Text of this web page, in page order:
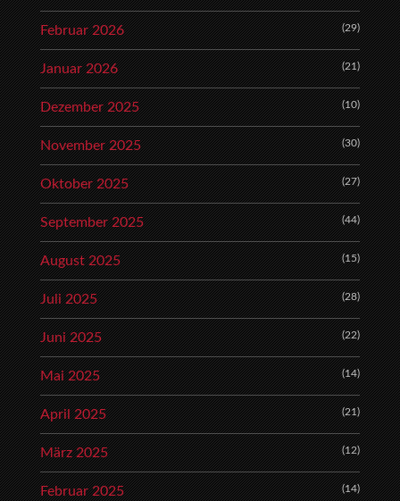
Februar 2026 (29)
Januar 2026 (21)
Dezember 2025 (10)
November 2025 (30)
Oktober 2025 (27)
September 2025 (44)
August 2025 (15)
Juli 2025 (28)
Juni 2025 (22)
Mai 2025 (14)
April 2025 (21)
März 2025 (12)
Februar 2025 (14)